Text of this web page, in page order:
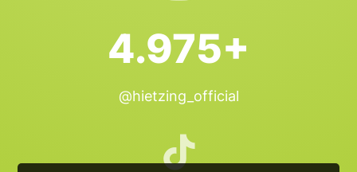
4.975+
@hietzing_official